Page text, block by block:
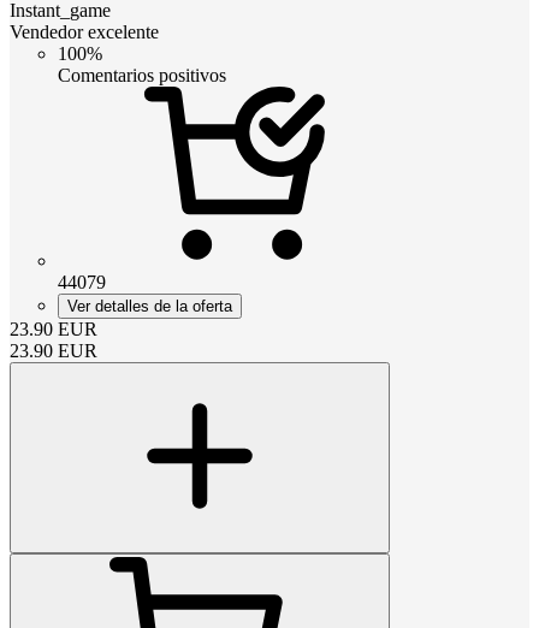
Instant_game
Vendedor excelente
100%
Comentarios positivos
44079
Ver detalles de la oferta
23.90 EUR
23.90 EUR